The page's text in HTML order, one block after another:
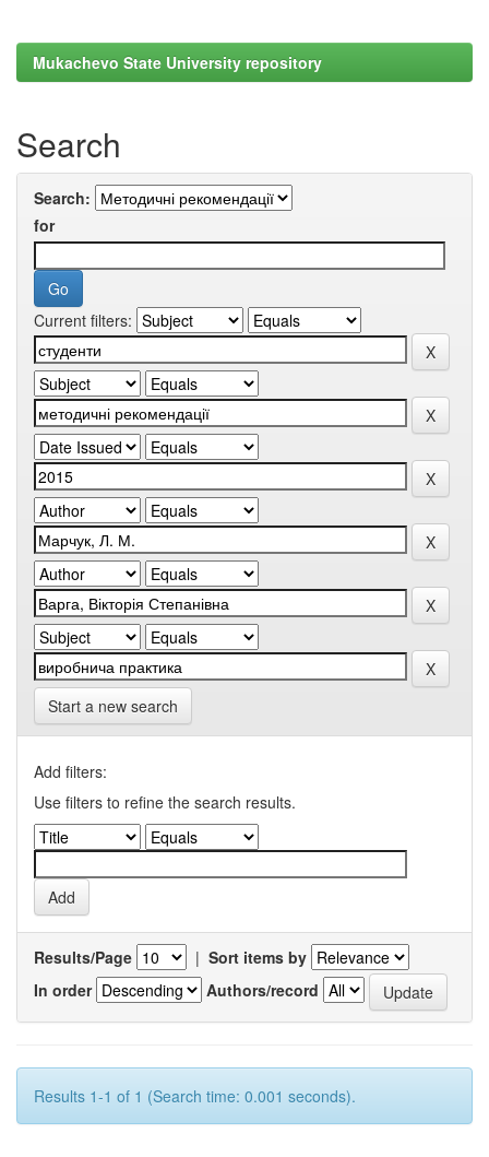
Mukachevo State University repository
Search
Search:
for
Current filters:
Start a new search
Add filters:
Use filters to refine the search results.
Results/Page | Sort items by
In order
Authors/record
Results 1-1 of 1 (Search time: 0.001 seconds).